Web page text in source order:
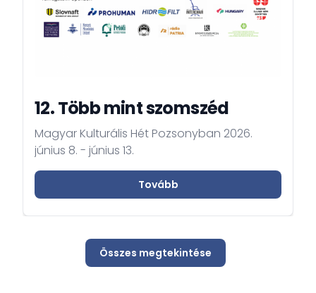
12. Több mint szomszéd
Magyar Kulturális Hét Pozsonyban 2026.
június 8. - június 13.
Tovább
Összes megtekintése